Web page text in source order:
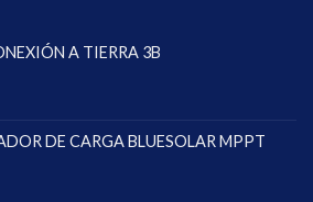
A TIERRA 3B
DE CARGA BLUESOLAR MPPT